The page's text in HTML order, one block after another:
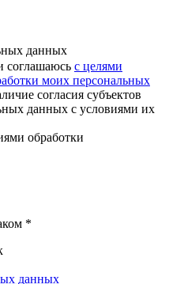
данных
соглашаюсь с целями
моих персональных
согласия субъектов
данных с условиями их
обработки
*
данных